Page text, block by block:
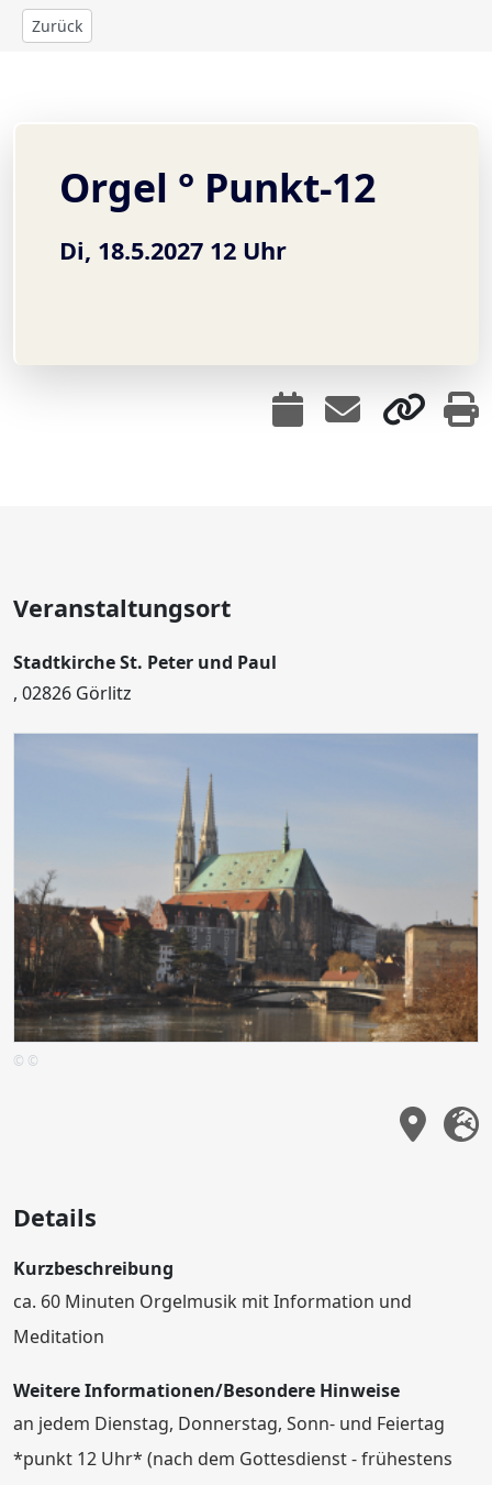
Zurück
Orgel ° Punkt-12
Di, 18.5.2027 12 Uhr
Veranstaltungsort
Stadtkirche St. Peter und Paul
, 02826 Görlitz
© ©
Details
Kurzbeschreibung
ca. 60 Minuten Orgelmusik mit Information und
Meditation
Weitere Informationen/Besondere Hinweise
an jedem Dienstag, Donnerstag, Sonn- und Feiertag
*punkt 12 Uhr* (nach dem Gottesdienst - frühestens